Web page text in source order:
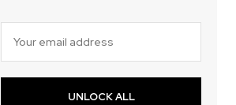
UNLOCK ALL